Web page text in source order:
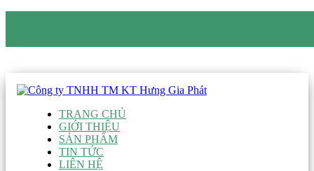
TRANG CHỦ
GIỚI THIỆU
SẢN PHẨM
TIN TỨC
LIÊN HỆ